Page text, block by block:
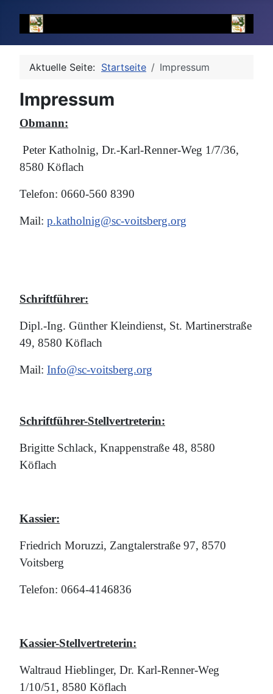
Aktuelle Seite: Startseite Impressum
Impressum
Obmann:
Peter Katholnig, Dr.-Karl-Renner-Weg 1/7/36,
8580 Köflach
Telefon: 0660-560 8390
Mail: p.katholnig@sc-voitsberg.org
Schriftführer:
Dipl.-Ing. Günther Kleindienst, St. Martinerstraße
49, 8580 Köflach
Mail: Info@sc-voitsberg.org
Schriftführer-Stellvertreterin:
Brigitte Schlack, Knappenstraße 48, 8580
Köflach
Kassier:
Friedrich Moruzzi, Zangtalerstraße 97, 8570
Voitsberg
Telefon: 0664-4146836
Kassier-Stellvertreterin:
Waltraud Hieblinger, Dr. Karl-Renner-Weg
1/10/51, 8580 Köflach